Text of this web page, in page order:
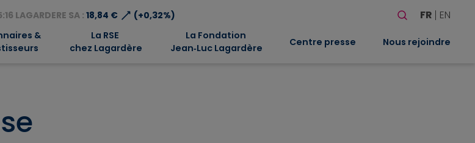
LAGARDERE SA : 18,84 €⟶ (+0,32%)
Rechercher
FR EN
&
La RSE
chez Lagardère
La Fondation
Jean‑Luc Lagardère
Centre presse Nous rejoindre